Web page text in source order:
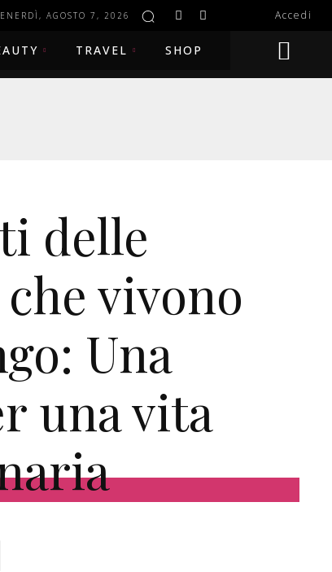
AGOSTO 7, 2026 Accedi
TRAVEL SHOP
delle
vivono
Una
una vita